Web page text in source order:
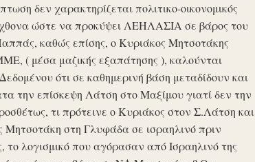
δεν χαρακτηρίζεται πολιτικο-οικονομικός
ώστε να προκύψει ΛΕΗΛΑΣΙΑ σε βάρος του
καθώς επίσης, ο Κυριάκος Μητσοτάκης
( μέσα μαζικής εξαπάτησης ), καλούνται
ότι σε καθημερινή βάση μεταδίδουν και
την επίσκεψη Λάτση στο Μαξίμου γιατί δεν την
τι πρότεινε ο Κυριάκος στον Σ.Λάτση και
Μητσοτάκη στη Γλυφάδα σε ισραηλινό πριν
λογισμικό που αγόρασαν από Ισραηλινό της